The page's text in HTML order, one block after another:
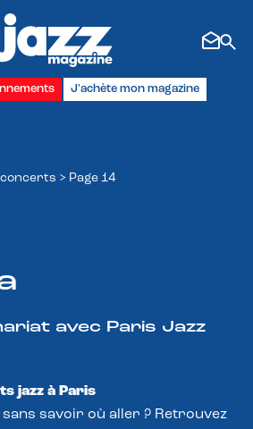
J'achète mon magazine
concerts > Page 14
avec Paris Jazz
jazz à Paris
sans savoir où aller ? Retrouvez